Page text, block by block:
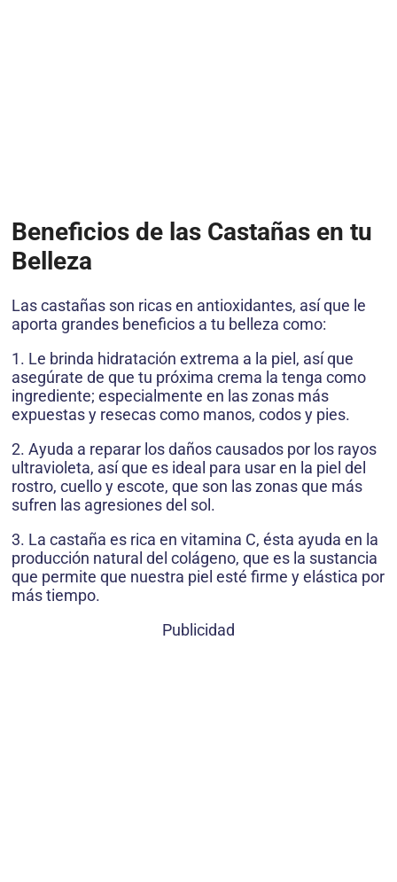
Beneficios de las Castañas en tu
Belleza
Las castañas son ricas en antioxidantes, así que le
aporta grandes beneficios a tu belleza como:
1. Le brinda hidratación extrema a la piel, así que
asegúrate de que tu próxima crema la tenga como
ingrediente; especialmente en las zonas más
expuestas y resecas como manos, codos y pies.
2. Ayuda a reparar los daños causados por los rayos
ultravioleta, así que es ideal para usar en la piel del
rostro, cuello y escote, que son las zonas que más
sufren las agresiones del sol.
3. La castaña es rica en vitamina C, ésta ayuda en la
producción natural del colágeno, que es la sustancia
que permite que nuestra piel esté firme y elástica por
más tiempo.
Publicidad